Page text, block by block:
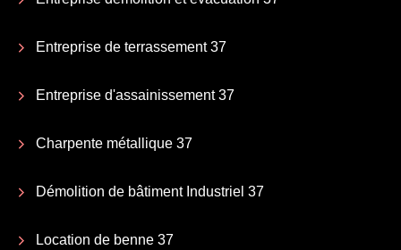
Entreprise de terrassement 37
Entreprise d'assainissement 37
Charpente métallique 37
Démolition de bâtiment Industriel 37
Location de benne 37